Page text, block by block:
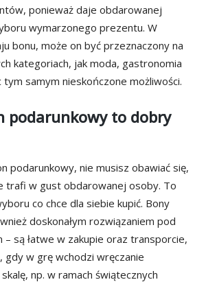
ponieważ daje obdarowanej
wymarzonego prezentu. W
bonu, może on być przeznaczony na
kategoriach, jak moda, gastronomia
samym nieskończone możliwości.
podarunkowy to dobry
podarunkowy, nie musisz obawiać się,
trafi w gust obdarowanej osoby. To
co chce dla siebie kupić. Bony
doskonałym rozwiązaniem pod
są łatwe w zakupie oraz transporcie,
gdy w grę wchodzi wręczanie
np. w ramach świątecznych